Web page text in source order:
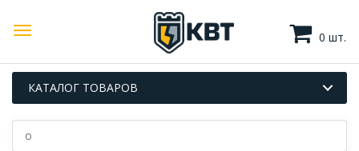
0 шт.
КАТАЛОГ ТОВАРОВ